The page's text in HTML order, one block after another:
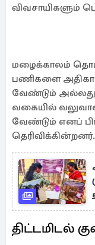
விவசாயிகளும்
மழைக்காலம்
பணிகளை
வேண்டும்
வகையில்
வேண்டும் எனப்
தெரிவிக்கின்றனர்.
திட்டமிடல்